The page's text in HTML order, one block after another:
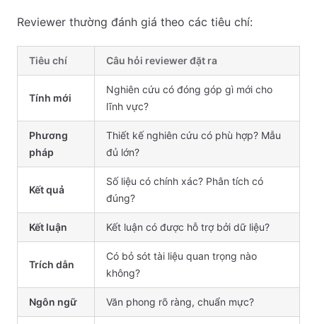
Reviewer thường đánh giá theo các tiêu chí:
Tiêu chí Câu hỏi reviewer đặt ra
Tính mới
Nghiên cứu có đóng góp gì mới cho
lĩnh vực?
Phương
pháp
Thiết kế nghiên cứu có phù hợp? Mẫu
đủ lớn?
Kết quả
Số liệu có chính xác? Phân tích có
đúng?
Kết luận Kết luận có được hỗ trợ bởi dữ liệu?
Trích dẫn
Có bỏ sót tài liệu quan trọng nào
không?
Ngôn ngữ Văn phong rõ ràng, chuẩn mực?